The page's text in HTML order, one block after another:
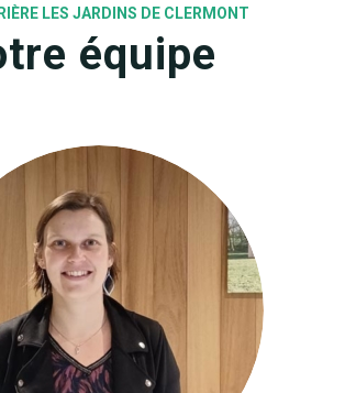
LES JARDINS DE CLERMONT
équipe